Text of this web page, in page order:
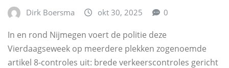
Dirk Boersma okt 30, 2025 0
In en rond Nijmegen voert de politie deze
Vierdaagseweek op meerdere plekken zogenoemde
artikel 8-controles uit: brede verkeerscontroles gericht